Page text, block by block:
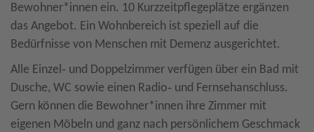
Bewohner*innen ein. 10 Kurzzeitpflegeplätze ergänzen
das Angebot. Ein Wohnbereich ist speziell auf die
Bedürfnisse von Menschen mit Demenz ausgerichtet.
Alle Einzel‐ und Doppelzimmer verfügen über ein Bad mit
Dusche, WC sowie einen Radio‐ und Fernsehanschluss.
Gern können die Bewohner*innen ihre Zimmer mit
eigenen Möbeln und ganz nach persönlichem Geschmack